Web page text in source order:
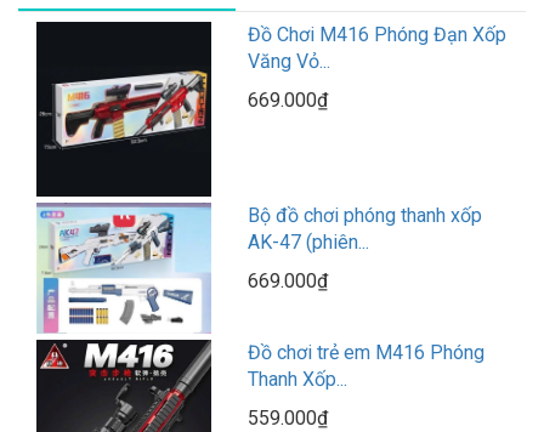
Đồ Chơi M416 Phóng Đạn Xốp
Văng Vỏ...
669.000₫
Bộ đồ chơi phóng thanh xốp
AK-47 (phiên...
669.000₫
Đồ chơi trẻ em M416 Phóng
Thanh Xốp...
559.000₫